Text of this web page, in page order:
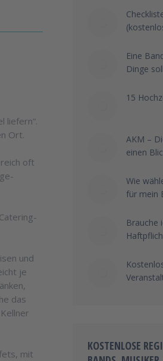
liefern“.
Ort.
oft
und
je
das
mit
Eine
Dinge
15
AKM –
einen
Wie
für mein
Brauche
KOSTENLOSE